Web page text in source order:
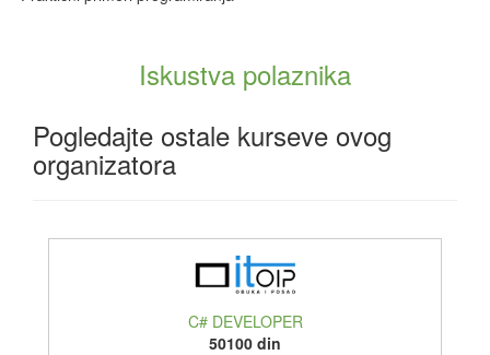
Iskustva polaznika
Pogledajte ostale kurseve ovog
organizatora
C# DEVELOPER
50100 din